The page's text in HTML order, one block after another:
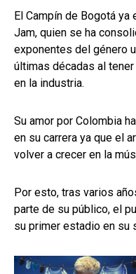
El Campín de Bogotá
Jam, quien se ha
exponentes del género
últimas décadas al
en la industria.
Su amor por Colombia
en su carrera ya que el
volver a crecer en la
Por esto, tras varios
parte de su público, el
su primer estadio en su